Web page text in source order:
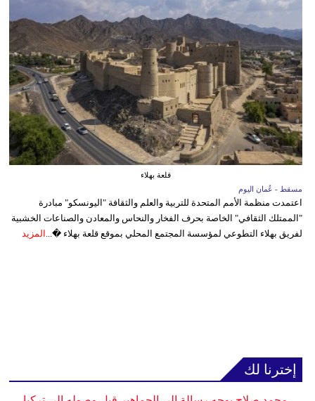
قلعة بهلاء
مسقط - عُمان اليوم
اعتمدت منظمة الأمم المتحدة للتربية والعلم والثقافة "اليونسكو" مبادرة
"الممتلك الثقافي" الخاصة بحرف الفخار والنحاس والمعادن والصناعات الخشبية
لفريق بهلاء التطوعي لمؤسسة المجتمع المحلي بموقع قلعة بهلاء �... المزيد
إخترنا لك